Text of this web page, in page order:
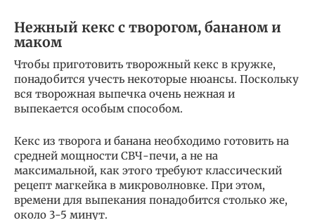
Нежный кекс с творогом, бананом и
маком
Чтобы приготовить творожный кекс в кружке,
понадобится учесть некоторые нюансы. Поскольку
вся творожная выпечка очень нежная и
выпекается особым способом.
Кекс из творога и банана необходимо готовить на
средней мощности СВЧ-печи, а не на
максимальной, как этого требуют классический
рецепт магкейка в микроволновке. При этом,
времени для выпекания понадобится столько же,
около 3-5 минут.